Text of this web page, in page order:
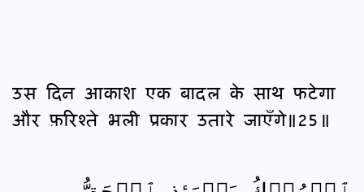
उस दिन आकाश एक बादल के साथ फटेगा
और फ़रिश्ते भली प्रकार उतारे जाएँगे॥25॥